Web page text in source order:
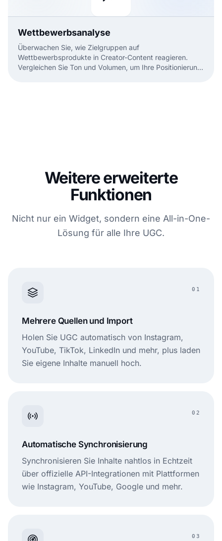
Wettbewerbsanalyse
Überwachen Sie, wie Zielgruppen auf
Wettbewerbsprodukte in Creator-Content reagieren.
Vergleichen Sie Ton und Volumen, um Ihre Positionierung
Weitere erweiterte
Funktionen
Nicht nur ein Widget, sondern eine All-in-One-
Lösung für alle Ihre UGC.
01
Mehrere Quellen und Import
Holen Sie UGC automatisch von Instagram,
YouTube, TikTok, LinkedIn und mehr, plus laden
Sie eigene Inhalte manuell hoch.
02
Automatische Synchronisierung
Synchronisieren Sie Inhalte nahtlos in Echtzeit
über offizielle API-Integrationen mit Plattformen
wie Instagram, YouTube, Google und mehr.
03